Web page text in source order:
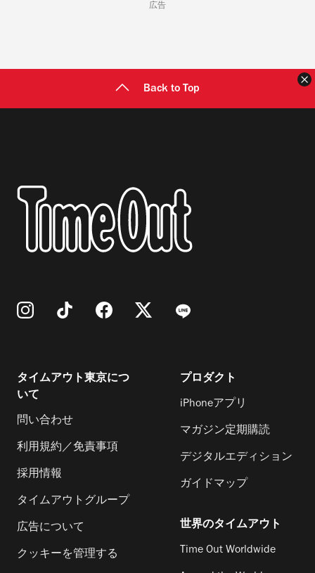
広告
Back to Top
タイムアウト東京につ
いて
問い合わせ
利用規約／免責事項
採用情報
タイムアウトグループ
広告について
クッキーを管理する
プロダクト
iPhoneアプリ
マガジン定期購読
デジタルエディション
ガイドマップ
世界のタイムアウト
Time Out Worldwide